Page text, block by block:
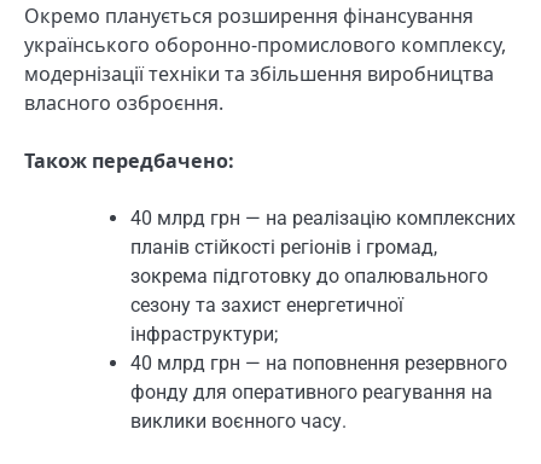
Окремо планується розширення фінансування
українського оборонно-промислового комплексу,
модернізації техніки та збільшення виробництва
власного озброєння.
Також передбачено:
40 млрд грн — на реалізацію комплексних
планів стійкості регіонів і громад,
зокрема підготовку до опалювального
сезону та захист енергетичної
інфраструктури;
40 млрд грн — на поповнення резервного
фонду для оперативного реагування на
виклики воєнного часу.